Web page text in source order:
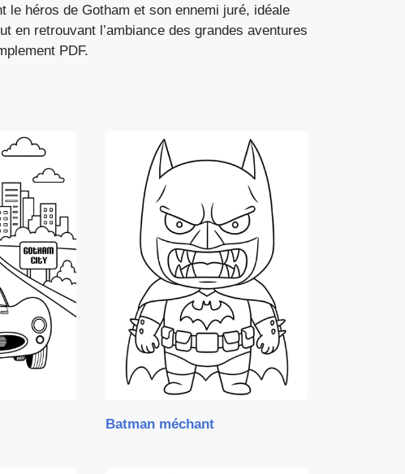
le héros de Gotham et son ennemi juré, idéale
en retrouvant l’ambiance des grandes aventures
PDF.
Batman méchant